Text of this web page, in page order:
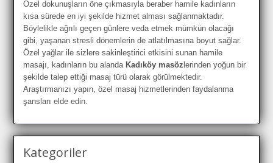
Özel dokunuşların öne çıkmasıyla beraber hamile kadınların
kısa sürede en iyi şekilde hizmet alması sağlanmaktadır.
Böylelikle ağrılı geçen günlere veda etmek mümkün olacağı
gibi, yaşanan stresli dönemlerin de atlatılmasına boyut sağlar.
Özel yağlar ile sizlere sakinleştirici etkisini sunan hamile
masajı, kadınların bu alanda Kadıköy masöz lerinden yoğun bir
şekilde talep ettiği masaj türü olarak görülmektedir.
Araştırmanızı yapın, özel masaj hizmetlerinden faydalanma
şansları elde edin.
Kategoriler